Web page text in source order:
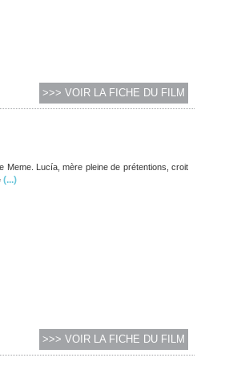
>>> VOIR LA FICHE DU FILM
Meme. Lucía, mère pleine de prétentions, croit
(...)
>>> VOIR LA FICHE DU FILM